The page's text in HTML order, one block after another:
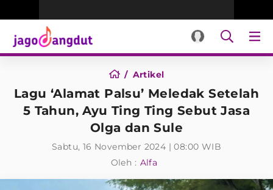
Artikel
Lagu ‘Alamat Palsu’ Meledak Setelah
5 Tahun, Ayu Ting Ting Sebut Jasa
Olga dan Sule
Sabtu, 16 November 2024 | 08:00 WIB
Oleh : Alfa